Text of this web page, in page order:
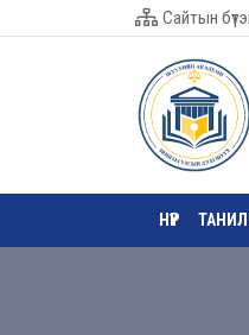
Сайтын
НҮҮР